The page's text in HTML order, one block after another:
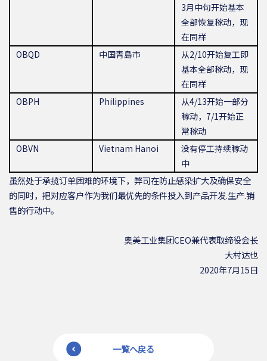
3月中旬开始基本
全部恢复稼动，现
在同样
OBQD
中国青島市
从2/10开始复工即
基本全部稼动，现
在同样
OBPH
Philippines
从4/13开始一部分
稼动，7/1开始正
常稼动
OBVN
Vietnam Hanoi
没有停工持续稼动
中
虽然处于承揽订单困难的环境下，弊司在防止感染扩大及确保安全
的同时，把对应客户作为我们最优先的条件投入到产品开发.生产.销
售的行动中。
奥美工业集团CEO兼代表取缔役会长
大村达也
2020年7月15日
一覧へ戻る